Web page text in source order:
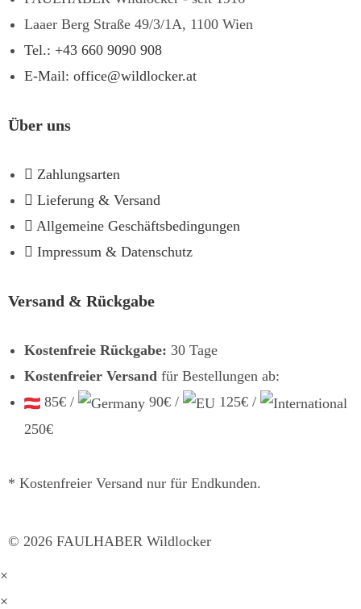
Laaer Berg Straße 49/3/1A, 1100 Wien
Tel.: +43 660 9090 908
E-Mail: office@wildlocker.at
Über uns
Zahlungsarten
Lieferung & Versand
Allgemeine Geschäftsbedingungen
Impressum & Datenschutz
Versand & Rückgabe
Kostenfreie Rückgabe: 30 Tage
Kostenfreier Versand für Bestellungen ab:
85€ /
90€ /
125€ /
250€
* Kostenfreier Versand nur für Endkunden.
© 2026 FAULHABER Wildlocker
×
×